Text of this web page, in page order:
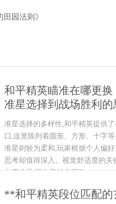
园法则》
和平精英瞄准在哪更
准星选择到战场胜利的
准星选择的多样性,和平精英提供
口,这里陈列着圆形、方形、十字
准星则较为柔和,玩家根据个人偏
思考却值得深入。视觉舒适度的
十字准星,因为它线条明确...
**和平精英段位匹配